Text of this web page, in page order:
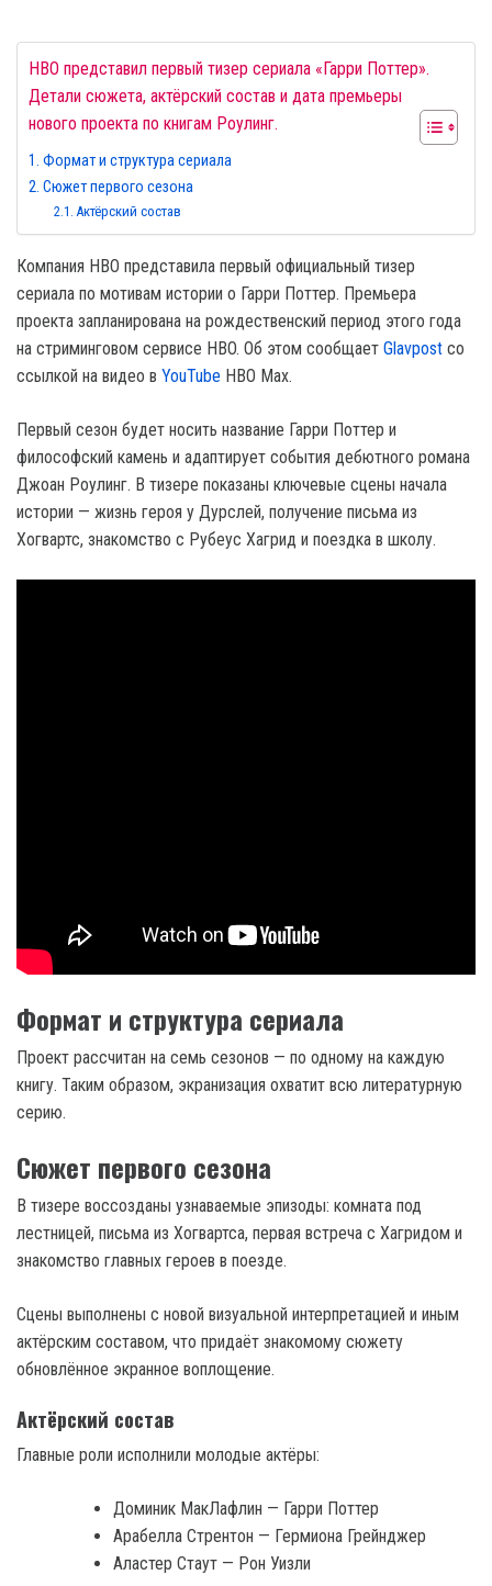
HBO представил первый тизер сериала «Гарри Поттер».
Детали сюжета, актёрский состав и дата премьеры
нового проекта по книгам Роулинг.
Формат и структура сериала
Сюжет первого сезона
Актёрский состав
Компания HBO представила первый официальный тизер
сериала по мотивам истории о Гарри Поттер. Премьера
проекта запланирована на рождественский период этого года
на стриминговом сервисе HBO. Об этом сообщает Glavpost со
ссылкой на видео в YouTube HBO Max.
Первый сезон будет носить название Гарри Поттер и
философский камень и адаптирует события дебютного романа
Джоан Роулинг. В тизере показаны ключевые сцены начала
истории — жизнь героя у Дурслей, получение письма из
Хогвартс, знакомство с Рубеус Хагрид и поездка в школу.
Формат и структура сериала
Проект рассчитан на семь сезонов — по одному на каждую
книгу. Таким образом, экранизация охватит всю литературную
серию.
Сюжет первого сезона
В тизере воссозданы узнаваемые эпизоды: комната под
лестницей, письма из Хогвартса, первая встреча с Хагридом и
знакомство главных героев в поезде.
Сцены выполнены с новой визуальной интерпретацией и иным
актёрским составом, что придаёт знакомому сюжету
обновлённое экранное воплощение.
Актёрский состав
Главные роли исполнили молодые актёры:
Доминик МакЛафлин — Гарри Поттер
Арабелла Стрентон — Гермиона Грейнджер
Аластер Стаут — Рон Уизли